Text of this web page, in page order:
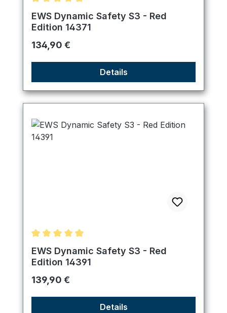
Durchschnittliche Bewertung von 5 von 5 Sternen
EWS Dynamic Safety S3 - Red
Edition 14371
Regulärer Preis:
134,90 €
Details
Durchschnittliche Bewertung von 4.89 von 5
EWS Dynamic Safety S3 - Red
Edition 14391
Regulärer Preis:
139,90 €
Details